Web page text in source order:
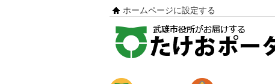
ホームページに設定する